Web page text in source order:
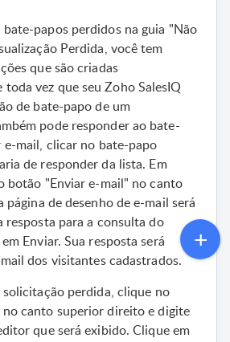
papos perdidos na guia "Não
Perdida, você tem
que são criadas
vez que seu Zoho SalesIQ
de bate-papo de um
pode responder ao bate-
mail, clicar no bate-papo
de responder da lista. Em
botão "Enviar e-mail" no canto
de desenho de e-mail será
resposta para a consulta do
Enviar. Sua resposta será
dos visitantes cadastrados.
solicitação perdida, clique no
no canto superior direito e digite
que será exibido. Clique em